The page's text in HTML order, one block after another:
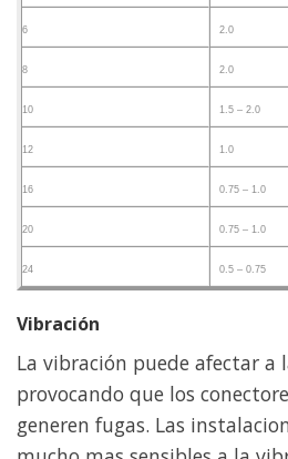
6 2.0
8 2.0
10 1.5 – 2.0
12 1.0
16 0.75 – 1.0
20 0.75 – 1.0
24 0.5 – 0.75
Vibración
La vibración puede afectar a
provocando que los
generen fugas. Las